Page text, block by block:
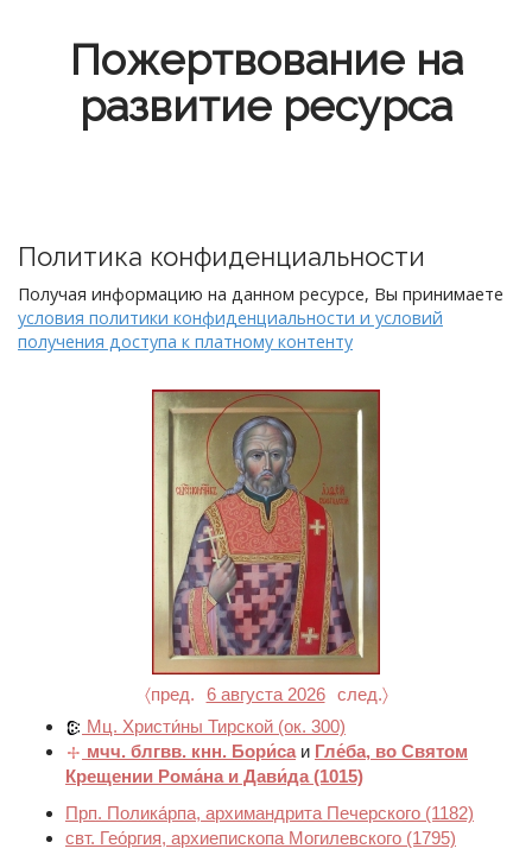
Пожертвование на
развитие ресурса
Политика конфиденциальности
Получая информацию на данном ресурсе, Вы принимаете
условия политики конфиденциальности и условий
получения доступа к платному контенту
〈пред. 6 августа 2026
след.〉
Мц. Христи́ны Тирской (ок. 300)
мчч. блгвв. кнн. Бори́са и Гле́ба, во Святом
Крещении Рома́на и Дави́да (1015)
Прп. Полика́рпа, архимандрита Печерского (1182)
свт. Гео́ргия, архиепископа Могилевского (1795)